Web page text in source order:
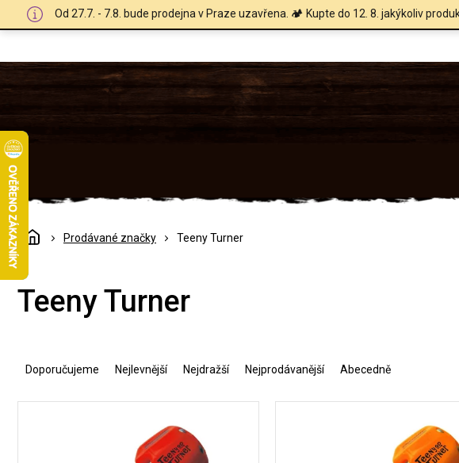
Od 27.7. - 7.8. bude prodejna v Praze uzavřena. 🏕️ Kupte do 12. 8. jakýkoliv
DomůProdávané značky Teeny Turner
Teeny Turner
e
Doporučujeme Nejlevnější Nejdražší Nejprodávanější Abecedně